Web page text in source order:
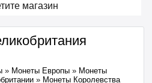
магазин
» Монеты Европы » Монеты
» Монеты Королевства